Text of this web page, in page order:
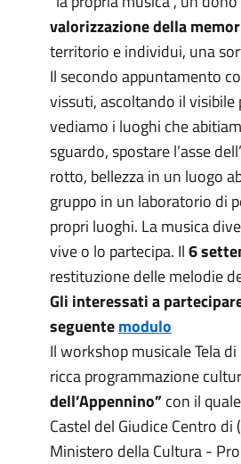
valorizzazione della
territorio e individui, una
Il secondo appuntamento
vissuti, ascoltando il visibile
vediamo i luoghi che
sguardo, spostare l’asse
rotto, bellezza in un luogo
gruppo in un laboratorio di
propri luoghi. La musica
vive o lo partecipa. Il6
restituzione delle melodie
Gli interessati a
seguentemodulo
Il workshop musicale Tela
ricca programmazione
dell’Appennino”con il
Castel del Giudice Centro
Ministero della Cultura -